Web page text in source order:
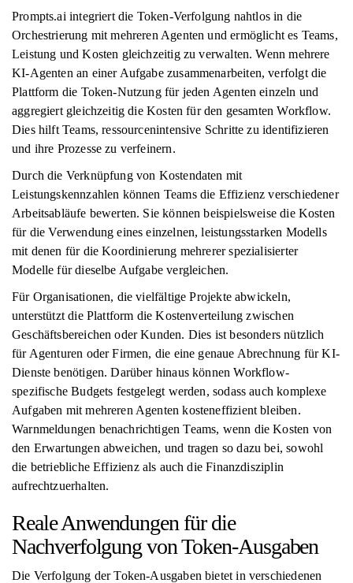
Prompts.ai integriert die Token-Verfolgung nahtlos in die
Orchestrierung mit mehreren Agenten und ermöglicht es Teams,
Leistung und Kosten gleichzeitig zu verwalten. Wenn mehrere
KI-Agenten an einer Aufgabe zusammenarbeiten, verfolgt die
Plattform die Token-Nutzung für jeden Agenten einzeln und
aggregiert gleichzeitig die Kosten für den gesamten Workflow.
Dies hilft Teams, ressourcenintensive Schritte zu identifizieren
und ihre Prozesse zu verfeinern.
Durch die Verknüpfung von Kostendaten mit
Leistungskennzahlen können Teams die Effizienz verschiedener
Arbeitsabläufe bewerten. Sie können beispielsweise die Kosten
für die Verwendung eines einzelnen, leistungsstarken Modells
mit denen für die Koordinierung mehrerer spezialisierter
Modelle für dieselbe Aufgabe vergleichen.
Für Organisationen, die vielfältige Projekte abwickeln,
unterstützt die Plattform die Kostenverteilung zwischen
Geschäftsbereichen oder Kunden. Dies ist besonders nützlich
für Agenturen oder Firmen, die eine genaue Abrechnung für KI-
Dienste benötigen. Darüber hinaus können Workflow-
spezifische Budgets festgelegt werden, sodass auch komplexe
Aufgaben mit mehreren Agenten kosteneffizient bleiben.
Warnmeldungen benachrichtigen Teams, wenn die Kosten von
den Erwartungen abweichen, und tragen so dazu bei, sowohl
die betriebliche Effizienz als auch die Finanzdisziplin
aufrechtzuerhalten.
Reale Anwendungen für die
Nachverfolgung von Token-Ausgaben
Die Verfolgung der Token-Ausgaben bietet in verschiedenen